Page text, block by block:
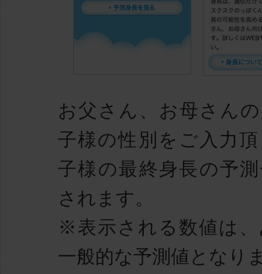
お父さん、お母さん
子様の性別をご入力
子様の最終身長の予
されます。
※表示される数値は
一般的な予測値となり